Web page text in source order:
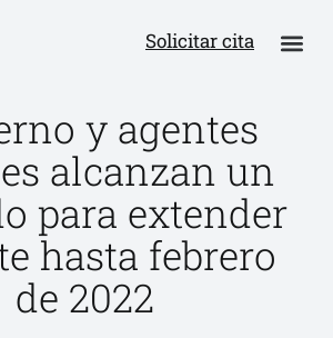
Solicitar cita
y agentes
alcanzan un
para extender
hasta febrero
de 2022